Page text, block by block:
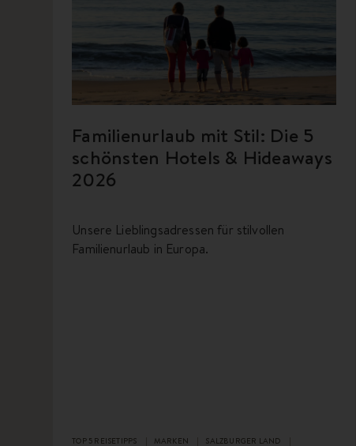
Familienurlaub mit Stil: Die 5
schönsten Hotels & Hideaways
2026
Unsere Lieblingsadressen für stilvollen
Familienurlaub in Europa.
TOP 5 REISETIPPS MARKEN
SALZBURGER LAND